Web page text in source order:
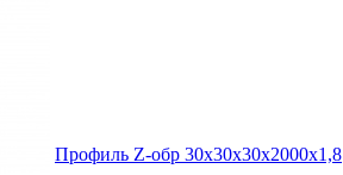
Профиль Z-обр 30х30х30х2000х1,8